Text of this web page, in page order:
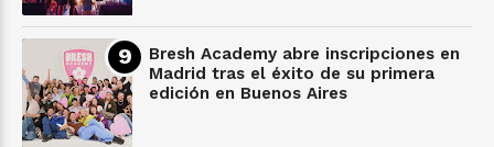
Bresh Academy abre inscripciones en
Madrid tras el éxito de su primera
edición en Buenos Aires